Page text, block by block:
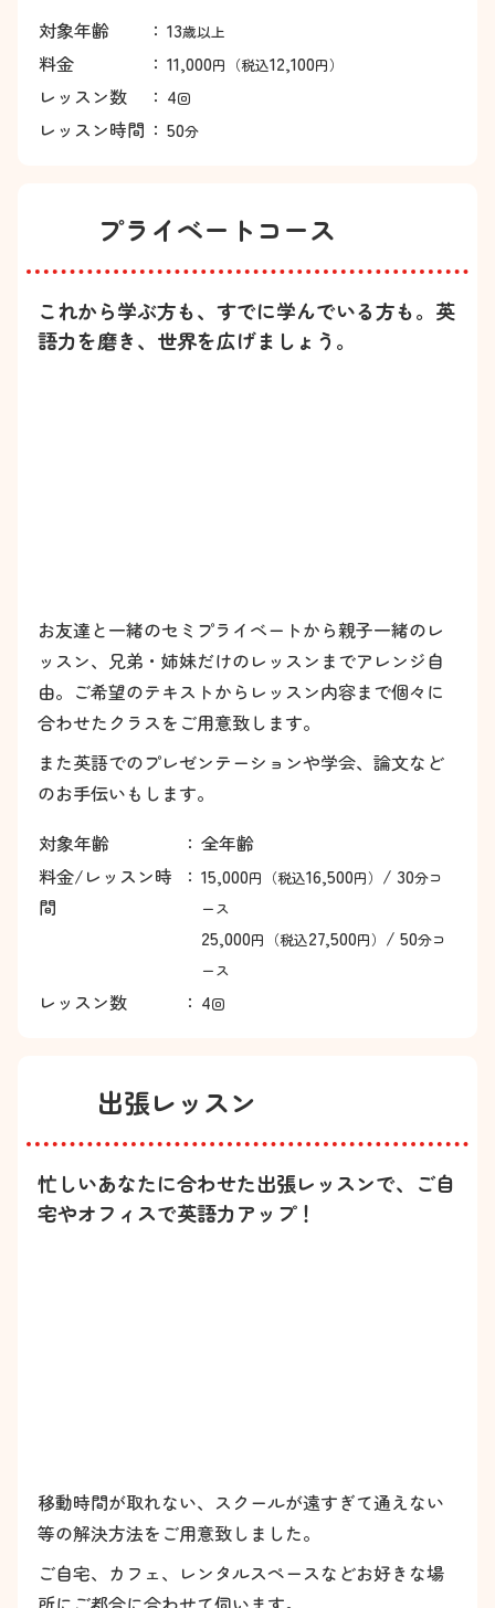
対象年齢
： 13歳以上
料金 ： 11,000円（税込12,100円）
レッスン数 ： 4回
レッスン時間 ： 50分
プライベートコース
これから学ぶ方も、すでに学んでいる方も。英
語力を磨き、世界を広げましょう。
お友達と一緒のセミプライベートから親子一緒のレ
ッスン、兄弟・姉妹だけのレッスンまでアレンジ自
由。ご希望のテキストからレッスン内容まで個々に
合わせたクラスをご用意致します。
また英語でのプレゼンテーションや学会、論文など
のお手伝いもします。
対象年齢
： 全年齢
料金/レッスン時
間
： 15,000円（税込16,500円） / 30分コ
ース
25,000円（税込27,500円） / 50分コ
ース
レッスン数 ： 4回
出張レッスン
忙しいあなたに合わせた出張レッスンで、ご自
宅やオフィスで英語力アップ！
移動時間が取れない、スクールが遠すぎて通えない
等の解決方法をご用意致しました。
ご自宅、カフェ、レンタルスペースなどお好きな場